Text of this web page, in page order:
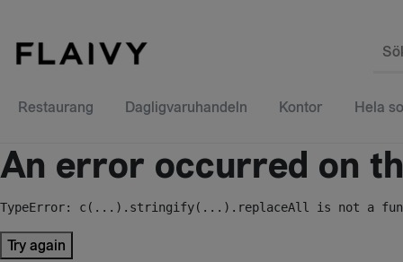
Restaurang Dagligvaruhandeln Kontor Hela
An error occurred on
TypeError: c(...).stringify(...).replaceAll is not a
Try again